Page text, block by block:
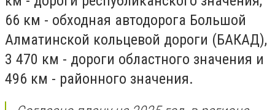
66 км - обходная автодорога Большой
Алматинской кольцевой дороги (БАКАД),
3 470 км - дороги областного значения и
496 км - районного значения.